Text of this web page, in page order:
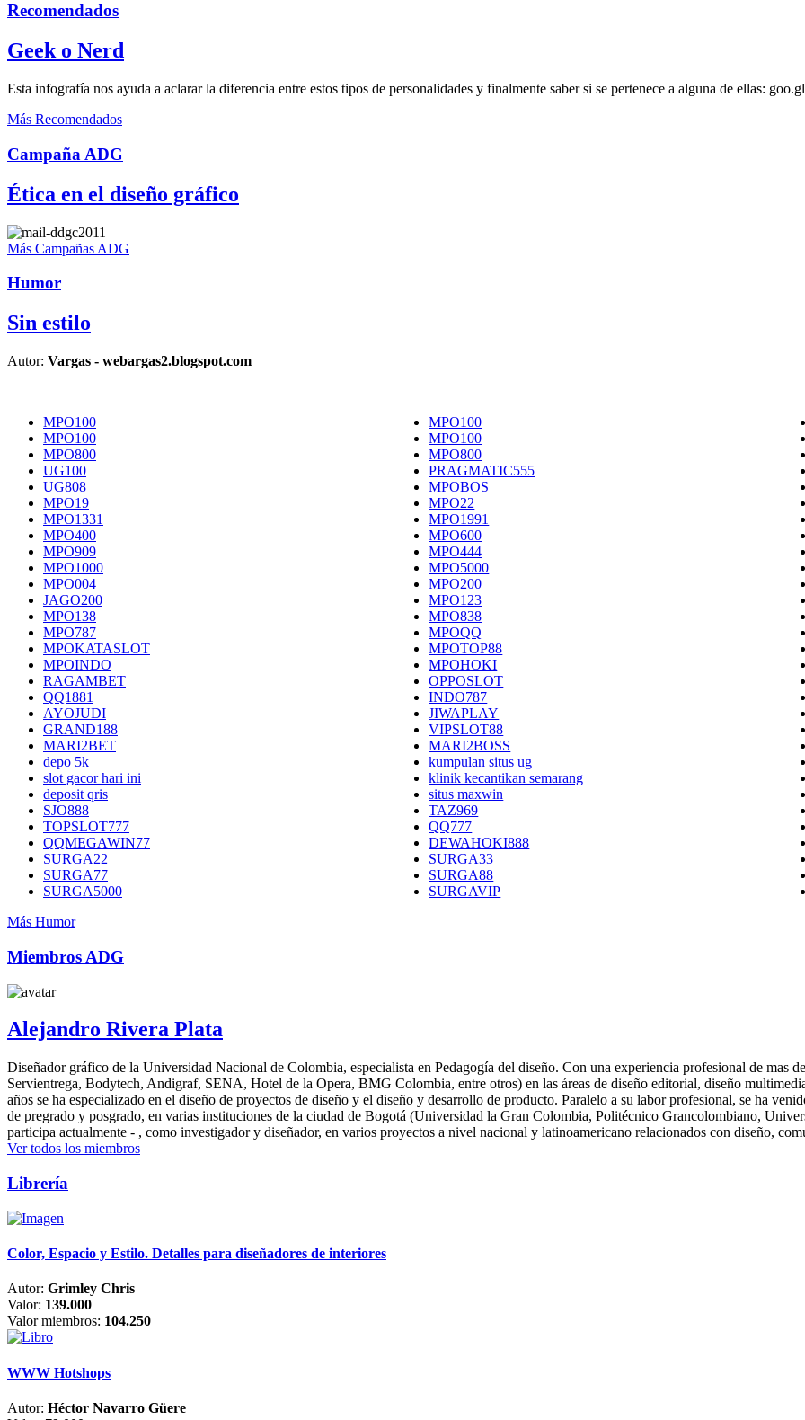
Recomendados
Geek o Nerd
Esta infografía nos ayuda a aclarar la diferencia entre estos tipos de personalidades y finalmente saber si se pertenece a alguna de ellas:
Más Recomendados
Campaña ADG
Ética en el diseño gráfico
Más Campañas ADG
Humor
Sin estilo
Autor: Vargas - webargas2.blogspot.com
MPO100 MPO100
MPO100
MPO100
MPO800
MPO800
UG100
PRAGMATIC555
UG808
MPOBOS
MPO19
MPO22
MPO1331
MPO1991
MPO400
MPO600
MPO909
MPO444
MPO1000
MPO5000
MPO004
MPO200
JAGO200
MPO123
MPO138
MPO838
MPO787
MPOQQ
MPOKATASLOT
MPOTOP88
MPOINDO
MPOHOKI
RAGAMBET
OPPOSLOT
QQ1881
INDO787
AYOJUDI
JIWAPLAY
GRAND188
VIPSLOT88
MARI2BET
MARI2BOSS
depo 5k
kumpulan situs ug
slot gacor hari ini
klinik kecantikan semarang
deposit qris
situs maxwin
SJO888
TAZ969
TOPSLOT777
QQ777
QQMEGAWIN77
DEWAHOKI888
SURGA22
SURGA33
SURGA77
SURGA88
SURGA5000
SURGAVIP
Más Humor
Miembros ADG
Alejandro Rivera Plata
Diseñador gráfico de la Universidad Nacional de Colombia, especialista en Pedagogía del diseño. Con una experiencia profesional de mas
Servientrega, Bodytech, Andigraf, SENA, Hotel de la Opera, BMG Colombia, entre otros) en las áreas de diseño editorial, diseño
años se ha especializado en el diseño de proyectos de diseño y el diseño y desarrollo de producto. Paralelo a su labor profesional, se ha
de pregrado y posgrado, en varias instituciones de la ciudad de Bogotá (Universidad la Gran Colombia, Politécnico Grancolombiano,
participa actualmente - , como investigador y diseñador, en varios proyectos a nivel nacional y latinoamericano relacionados con diseño,
Ver todos los miembros
Librería
Color, Espacio y Estilo. Detalles para diseñadores de interiores
Autor: Grimley Chris
Valor: 139.000
Valor miembros: 104.250
WWW Hotshops
Autor: Héctor Navarro Güere